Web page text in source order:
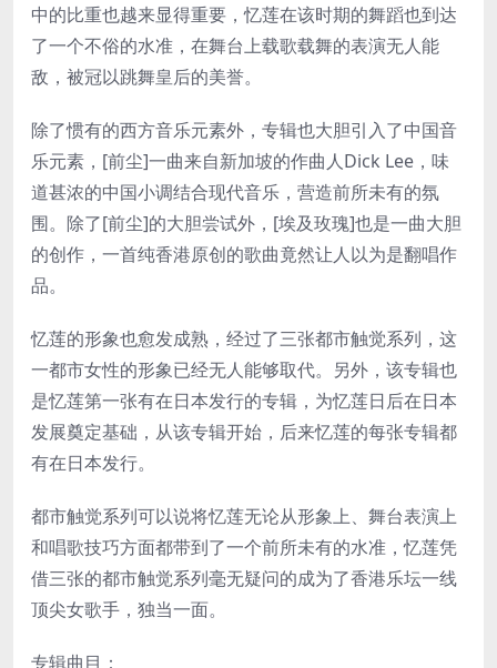
中的比重也越来显得重要，忆莲在该时期的舞蹈也到达
了一个不俗的水准，在舞台上载歌载舞的表演无人能
敌，被冠以跳舞皇后的美誉。
除了惯有的西方音乐元素外，专辑也大胆引入了中国音
乐元素，[前尘]一曲来自新加坡的作曲人Dick Lee，味
道甚浓的中国小调结合现代音乐，营造前所未有的氛
围。除了[前尘]的大胆尝试外，[埃及玫瑰]也是一曲大胆
的创作，一首纯香港原创的歌曲竟然让人以为是翻唱作
品。
忆莲的形象也愈发成熟，经过了三张都市触觉系列，这
一都市女性的形象已经无人能够取代。另外，该专辑也
是忆莲第一张有在日本发行的专辑，为忆莲日后在日本
发展奠定基础，从该专辑开始，后来忆莲的每张专辑都
有在日本发行。
都市触觉系列可以说将忆莲无论从形象上、舞台表演上
和唱歌技巧方面都带到了一个前所未有的水准，忆莲凭
借三张的都市触觉系列毫无疑问的成为了香港乐坛一线
顶尖女歌手，独当一面。
专辑曲目：